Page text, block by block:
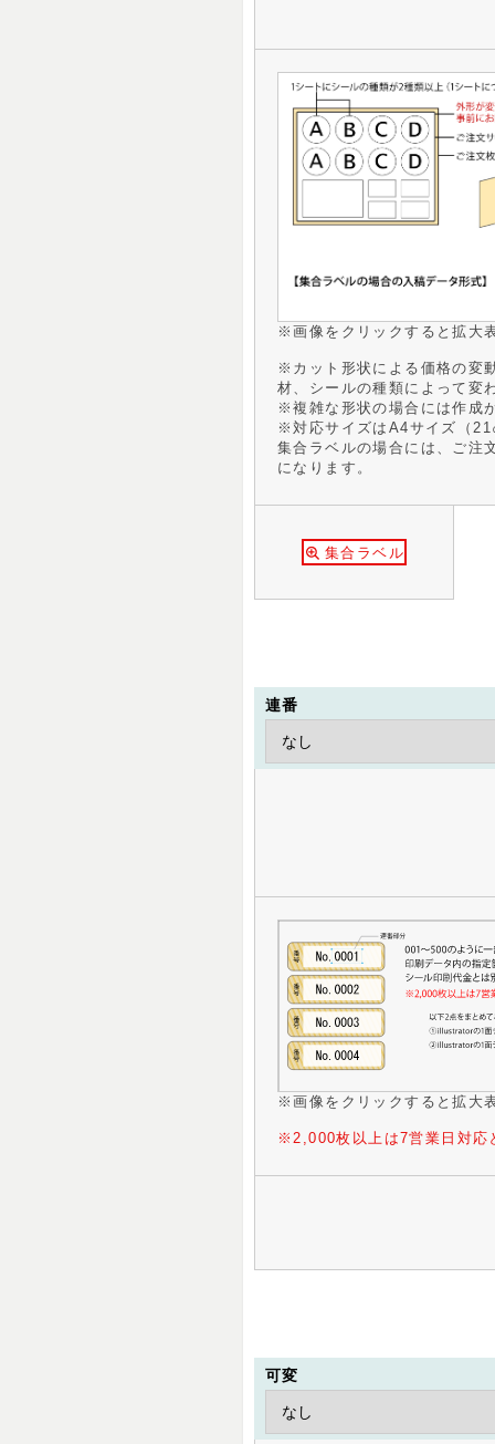
※画像をクリックすると拡大
※カット形状による価格の変
材、シールの種類によって変
※複雑な形状の場合には作成
※対応サイズはA4サイズ（
集合ラベルの場合には、ご注
になります。
集合ラベル
連番
※画像をクリックすると拡大
※2,000枚以上は7営業日対応
可変